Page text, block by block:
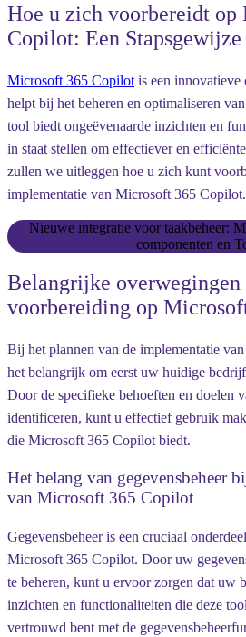
Hoe u zich voorbereidt op
Copilot: Een
Microsoft 365 Copilot is een innovatieve
helpt bij het beheren en optimaliseren
tool biedt ongeëvenaarde inzichten en
in staat stellen om effectiever en
zullen we uitleggen hoe u zich kunt
implementatie van Microsoft 365 Copilot.
Nieuwe integratie voor taakbeheer:
componenten en
Belangrijke overwegingen
voorbereiding op
Bij het plannen van de implementatie
het belangrijk om eerst uw huidige
Door de specifieke behoeften en doelen
identificeren, kunt u effectief gebruik
die Microsoft 365 Copilot biedt.
Het belang van gegevensbeheer
van Microsoft 365 Copilot
Gegevensbeheer is een cruciaal
Microsoft 365 Copilot. Door uw
te beheren, kunt u ervoor zorgen dat uw
inzichten en functionaliteiten die deze
vertrouwd bent met de